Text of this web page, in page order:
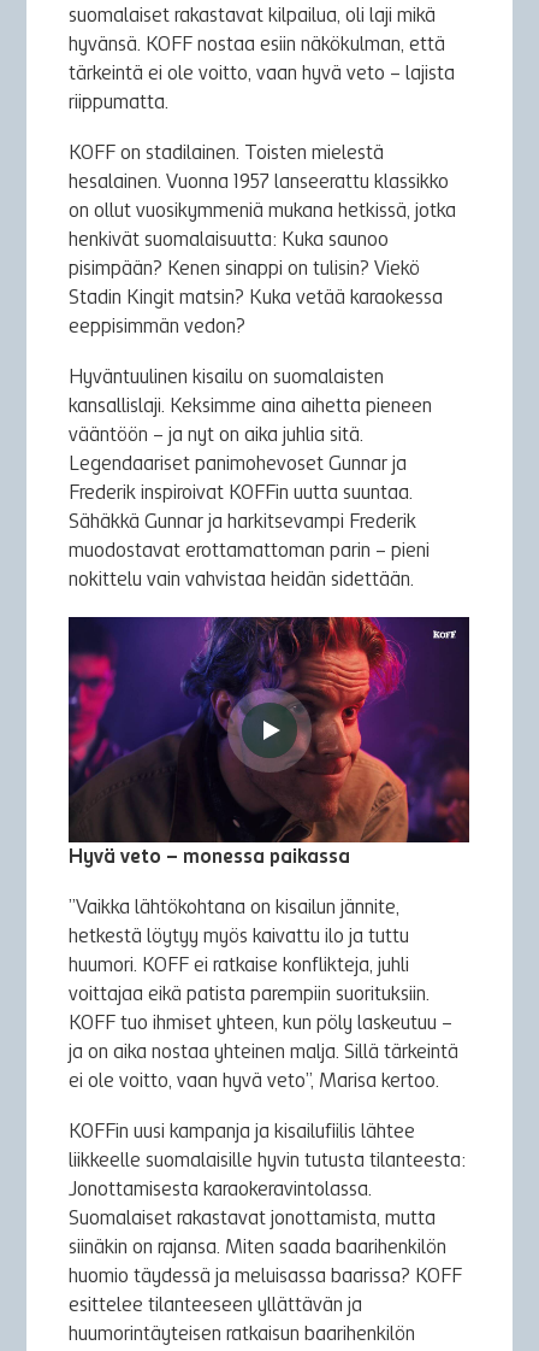
suomalaiset rakastavat kilpailua, oli laji mikä
hyvänsä. KOFF nostaa esiin näkökulman, että
tärkeintä ei ole voitto, vaan hyvä veto – lajista
riippumatta.
KOFF on stadilainen. Toisten mielestä
hesalainen. Vuonna 1957 lanseerattu klassikko
on ollut vuosikymmeniä mukana hetkissä, jotka
henkivät suomalaisuutta: Kuka saunoo
pisimpään? Kenen sinappi on tulisin? Viekö
Stadin Kingit matsin? Kuka vetää karaokessa
eeppisimmän vedon?
Hyväntuulinen kisailu on suomalaisten
kansallislaji. Keksimme aina aihetta pieneen
vääntöön – ja nyt on aika juhlia sitä.
Legendaariset panimohevoset Gunnar ja
Frederik inspiroivat KOFFin uutta suuntaa.
Sähäkkä Gunnar ja harkitsevampi Frederik
muodostavat erottamattoman parin – pieni
nokittelu vain vahvistaa heidän sidettään.
Hyvä veto – monessa paikassa
”Vaikka lähtökohtana on kisailun jännite,
hetkestä löytyy myös kaivattu ilo ja tuttu
huumori. KOFF ei ratkaise konflikteja, juhli
voittajaa eikä patista parempiin suorituksiin.
KOFF tuo ihmiset yhteen, kun pöly laskeutuu –
ja on aika nostaa yhteinen malja. Sillä tärkeintä
ei ole voitto, vaan hyvä veto”, Marisa kertoo.
KOFFin uusi kampanja ja kisailufiilis lähtee
liikkeelle suomalaisille hyvin tutusta tilanteesta:
Jonottamisesta karaokeravintolassa.
Suomalaiset rakastavat jonottamista, mutta
siinäkin on rajansa. Miten saada baarihenkilön
huomio täydessä ja meluisassa baarissa? KOFF
esittelee tilanteeseen yllättävän ja
huumorintäyteisen ratkaisun baarihenkilön